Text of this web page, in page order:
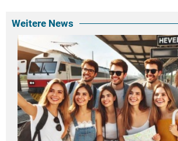
Weitere News